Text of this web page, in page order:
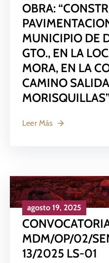
OBRA:
MUNICIPIO DE
GTO., EN LA
MORA, EN LA
CAMINO
Leer Más
agosto 19, 2025
MDM/OP/02/
13/2025 LS-01